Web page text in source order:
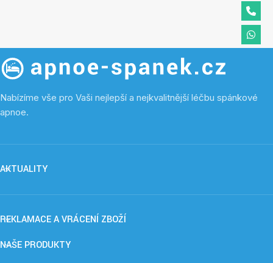
Nabízíme vše pro Vaši nejlepší a nejkvalitnější léčbu spánkové
apnoe.
AKTUALITY
REKLAMACE A VRÁCENÍ ZBOŽÍ
NAŠE PRODUKTY